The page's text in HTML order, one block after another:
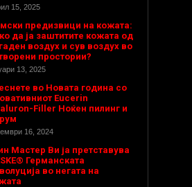
15, 2025
предизвици на кожата:
да ја заштитите кожата од
воздух и сув воздух во
простории?
13, 2025
во Новата година со
Eucerin
Filler Ноќен пилинг и
16, 2024
Мастер Ви ја претставува
Германската
во негата на